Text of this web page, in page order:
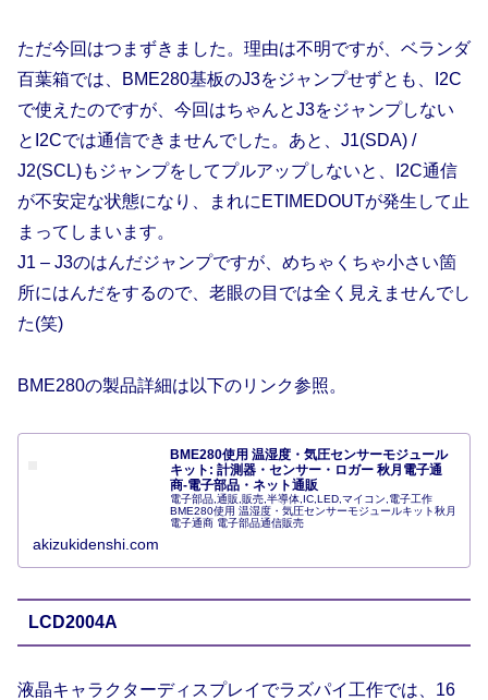
ただ今回はつまずきました。理由は不明ですが、ベランダ
百葉箱では、BME280基板のJ3をジャンプせずとも、I2C
で使えたのですが、今回はちゃんとJ3をジャンプしない
とI2Cでは通信できませんでした。あと、J1(SDA) /
J2(SCL)もジャンプをしてプルアップしないと、I2C通信
が不安定な状態になり、まれにETIMEDOUTが発生して止
まってしまいます。
J1 – J3のはんだジャンプですが、めちゃくちゃ小さい箇
所にはんだをするので、老眼の目では全く見えませんでし
た(笑)
BME280の製品詳細は以下のリンク参照。
BME280使用 温湿度・気圧センサーモジュール
キット: 計測器・センサー・ロガー 秋月電子通
商-電子部品・ネット通販
電子部品,通販,販売,半導体,IC,LED,マイコン,電子工作
BME280使用 温湿度・気圧センサーモジュールキット秋月
電子通商 電子部品通信販売
akizukidenshi.com
LCD2004A
液晶キャラクターディスプレイでラズパイ工作では、16